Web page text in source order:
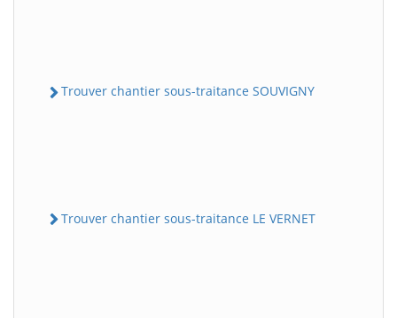
Trouver chantier sous-traitance SOUVIGNY
Trouver chantier sous-traitance LE VERNET